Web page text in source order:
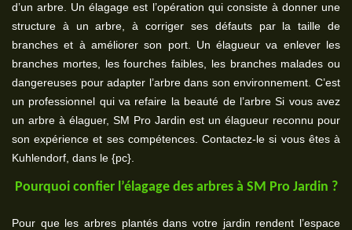
d’un arbre. Un élagage est l’opération qui consiste à donner une
structure à un arbre, à corriger ses défauts par la taille de
branches et à améliorer son port. Un élagueur va enlever les
branches mortes, les fourches faibles, les branches malades ou
dangereuses pour adapter l’arbre dans son environnement. C’est
un professionnel qui va refaire la beauté de l’arbre Si vous avez
un arbre à élaguer, SM Pro Jardin est un élagueur reconnu pour
son expérience et ses compétences. Contactez-le si vous êtes à
Kuhlendorf, dans le {pc}.
Pourquoi confier l’élagage des arbres à SM Pro Jardin ?
Pour que les arbres plantés dans votre jardin rendent l’espace